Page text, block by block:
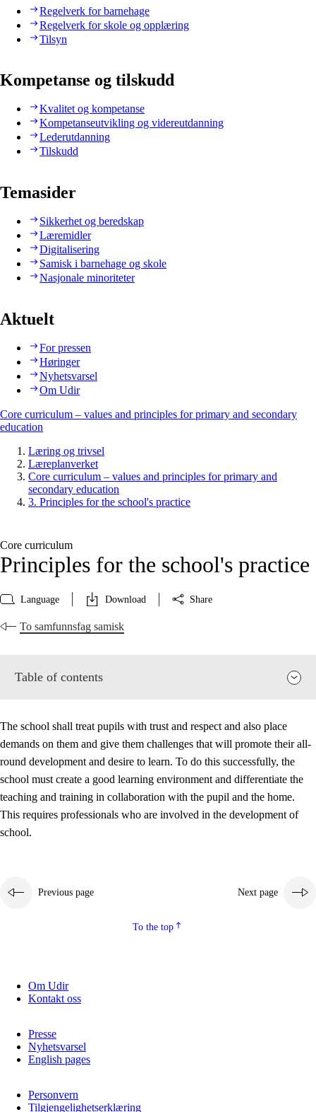
Regelverk for barnehage
Regelverk for skole og opplæring
Tilsyn
Kompetanse og tilskudd
Kvalitet og kompetanse
Kompetanseutvikling og videreutdanning
Lederutdanning
Tilskudd
Temasider
Sikkerhet og beredskap
Læremidler
Digitalisering
Samisk i barnehage og skole
Nasjonale minoriteter
Aktuelt
For pressen
Høringer
Nyhetsvarsel
Om Udir
Core curriculum – values and principles for primary and secondary
education
Læring og trivsel
Læreplanverket
Core curriculum – values and principles for primary and
secondary education
3. Principles for the school's practice
Core curriculum
Principles for the school's practice
Language Download Share
To samfunnsfag samisk
Table of contents
3.2 Teaching and differentiated instruction
3.3 Cooperation between home and school
3.4
On-the-job training in a training establishment and
3.5 Professional environment and school development
The school shall treat pupils with trust and respect and also place
demands on them and give them challenges that will promote their all-
round development and desire to learn. To do this successfully, the
school must create a good learning environment and differentiate the
teaching and training in collaboration with the pupil and the home.
This requires professionals who are involved in the development of
school.
Previous page Next page
To the top
Om Udir
Kontakt oss
Presse
Nyhetsvarsel
English pages
Personvern
Tilgjengelighetserklæring